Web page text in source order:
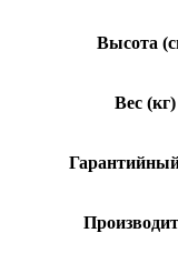
Высота
Вес (кг)